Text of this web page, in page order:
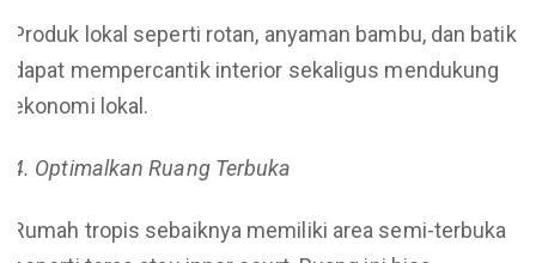
Produk lokal seperti rotan, anyaman bambu, dan batik
dapat mempercantik interior sekaligus mendukung
ekonomi lokal.
4. Optimalkan Ruang Terbuka
Rumah tropis sebaiknya memiliki area semi-terbuka